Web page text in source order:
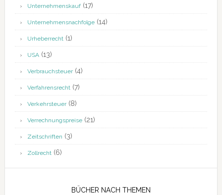
Unternehmenskauf(17)
Unternehmensnachfolge(14)
Urheberrecht(1)
USA(13)
Verbrauchsteuer(4)
Verfahrensrecht(7)
Verkehrsteuer(8)
Verrechnungspreise(21)
Zeitschriften (3)
Zollrecht(6)
BÜCHER NACH THEMEN